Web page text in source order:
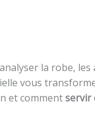
la robe,
vous
et commentservir